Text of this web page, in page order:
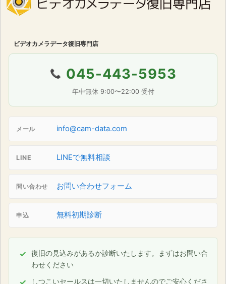
ビデオカメラデータ復旧専門店
📞 045-443-5953
年中無休 9:00〜22:00 受付
メール info@cam-data.com
LINE LINEで無料相談
問い合わせ お問い合わせフォーム
申込 無料初期診断
復旧の見込みがあるか診断いたします。まずはお問い合
わせください
しつこいセールスは一切いたしませんのでご安心くださ